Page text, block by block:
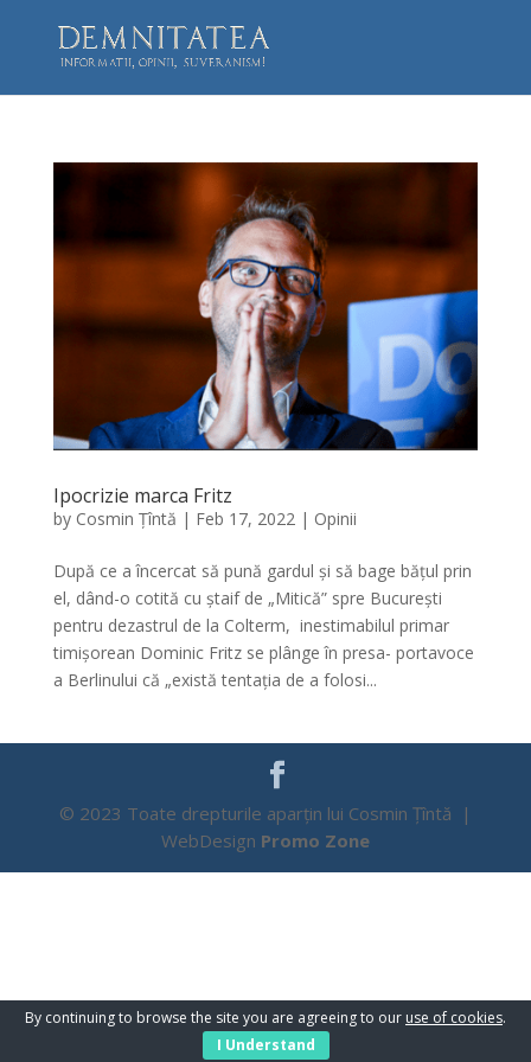
Ipocrizie marca Fritz
by Cosmin Țîntă | Feb 17, 2022 | Opinii
După ce a încercat să pună gardul și să bage bățul prin
el, dând-o cotită cu ștaif de „Mitică” spre București
pentru dezastrul de la Colterm, inestimabilul primar
timișorean Dominic Fritz se plânge în presa- portavoce
a Berlinului că „există tentația de a folosi...
© 2023 Toate drepturile aparțin lui Cosmin Țîntă |
WebDesign Promo Zone
By continuing to browse the site you are agreeing to our use of cookies.
I Understand